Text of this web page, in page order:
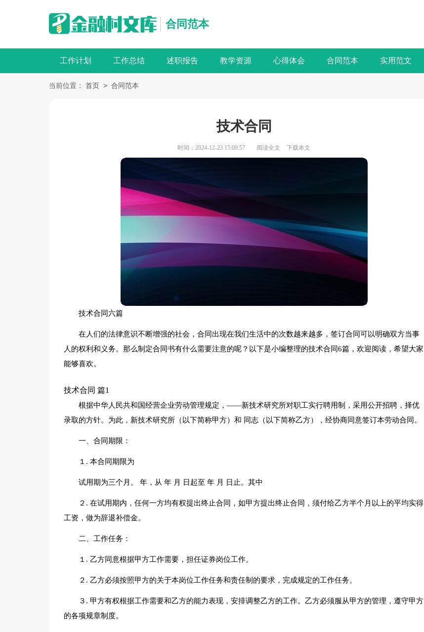
合同范本
工作计划 工作总结 述职报告 教学资源 心得体会 合同范本 实用范文
当前位置： 首页 > 合同范本
技术合同
时间：2024-12-23 15:09:57 阅读全文 下载本文
技术合同六篇
在人们的法律意识不断增强的社会，合同出现在我们生活中的次数越来越多，签订合同可以明确双方当事
人的权利和义务。那么制定合同书有什么需要注意的呢？以下是小编整理的技术合同6篇，欢迎阅读，希望大家
能够喜欢。
技术合同 篇1
根据中华人民共和国经营企业劳动管理规定，——新技术研究所对职工实行聘用制，采用公开招聘，择优
录取的方针。为此，新技术研究所（以下简称甲方）和 同志（以下简称乙方），经协商同意签订本劳动合同。
一、合同期限：
１. 本合同期限为
试用期为三个月。 年，从 年 月 日起至 年 月 日止。其中
２. 在试用期内，任何一方均有权提出终止合同，如甲方提出终止合同，须付给乙方半个月以上的平均实得
工资，做为辞退补偿金。
二、工作任务：
１. 乙方同意根据甲方工作需要，担任证券岗位工作。
２. 乙方必须按照甲方的关于本岗位工作任务和责任制的要求，完成规定的工作任务。
３. 甲方有权根据工作需要和乙方的能力表现，安排调整乙方的工作。乙方必须服从甲方的管理，遵守甲方
的各项规章制度。